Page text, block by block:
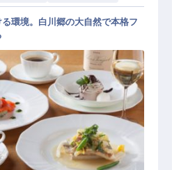
環境。白川郷の大自然で本格フ